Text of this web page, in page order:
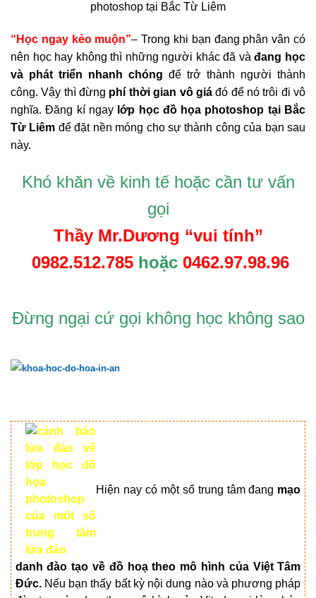
photoshop tại Bắc Từ Liêm
“Học ngay kẻo muộn”– Trong khi bạn đang phân vân có
nên học hay không thì những người khác đã vàđang học
và phát triển nhanh chóng để trở thành người thành
công. Vậy thì đừng phí thời gian vô giáđó để nó trôi đi vô
nghĩa. Đăng kí ngay lớp học đồ họa photoshop tại Bắc
Từ Liêm để đặt nền móng cho sự thành công của bạn sau
này.
Khó khăn vềkinh tếhoặc cần tưvấn
gọi
Thầy Mr.Dương “vui tính”
0982.512.785 hoặc 0462.97.98.96
Đừng ngại cứ gọi không học không sao
Hiện nay có một số trung tâm đang mạo
danh đào tạo về đồ hoạ theo mô hình của Việt Tâm
Đức.Nếu bạn thấy bất kỳ nội dung nào và phương pháp